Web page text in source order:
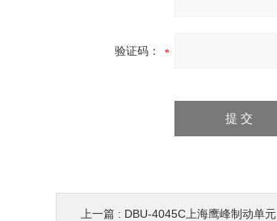
验证码：
上一篇 : DBU-4045C上海鹰峰制动单元